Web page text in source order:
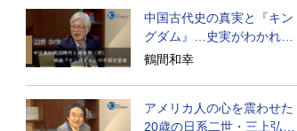
中国古代史の真実と『キン
グダム』…史実がわかれば
物語はもっと面白い
鶴間和幸
アメリカ人の心を震わせた
20歳の日系二世・三上弘文